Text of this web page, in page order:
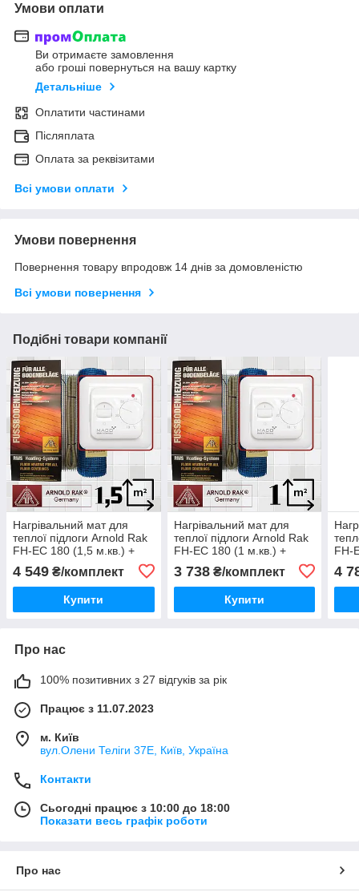
Умови оплати
Ви отримаєте замовлення
або гроші повернуться на вашу картку
Детальніше
Оплатити частинами
Післяплата
Оплата за реквізитами
Всі умови оплати
Умови повернення
Повернення товару впродовж 14 днів за домовленістю
Всі умови повернення
Подібні товари компанії
Нагрівальний мат для
теплої підлоги Arnold Rak
FH-EC 180 (1,5 м.кв.) +
німецький терморегулятор
MACO TF1640
4 549 ₴/комплект
Купити
Нагрівальний мат для
теплої підлоги Arnold Rak
FH-EC 180 (1 м.кв.) +
німецький терморегулятор
MACO TF1640
3 738₴/комплект
Купити
FH-
4
Про нас
100% позитивних з 27 відгуків за рік
Працює з 11.07.2023
м. Київ
вул.Олени Теліги 37Е, Київ, Україна
Контакти
Сьогодні працює з 10:00 до 18:00
Показати весь графік роботи
Про нас